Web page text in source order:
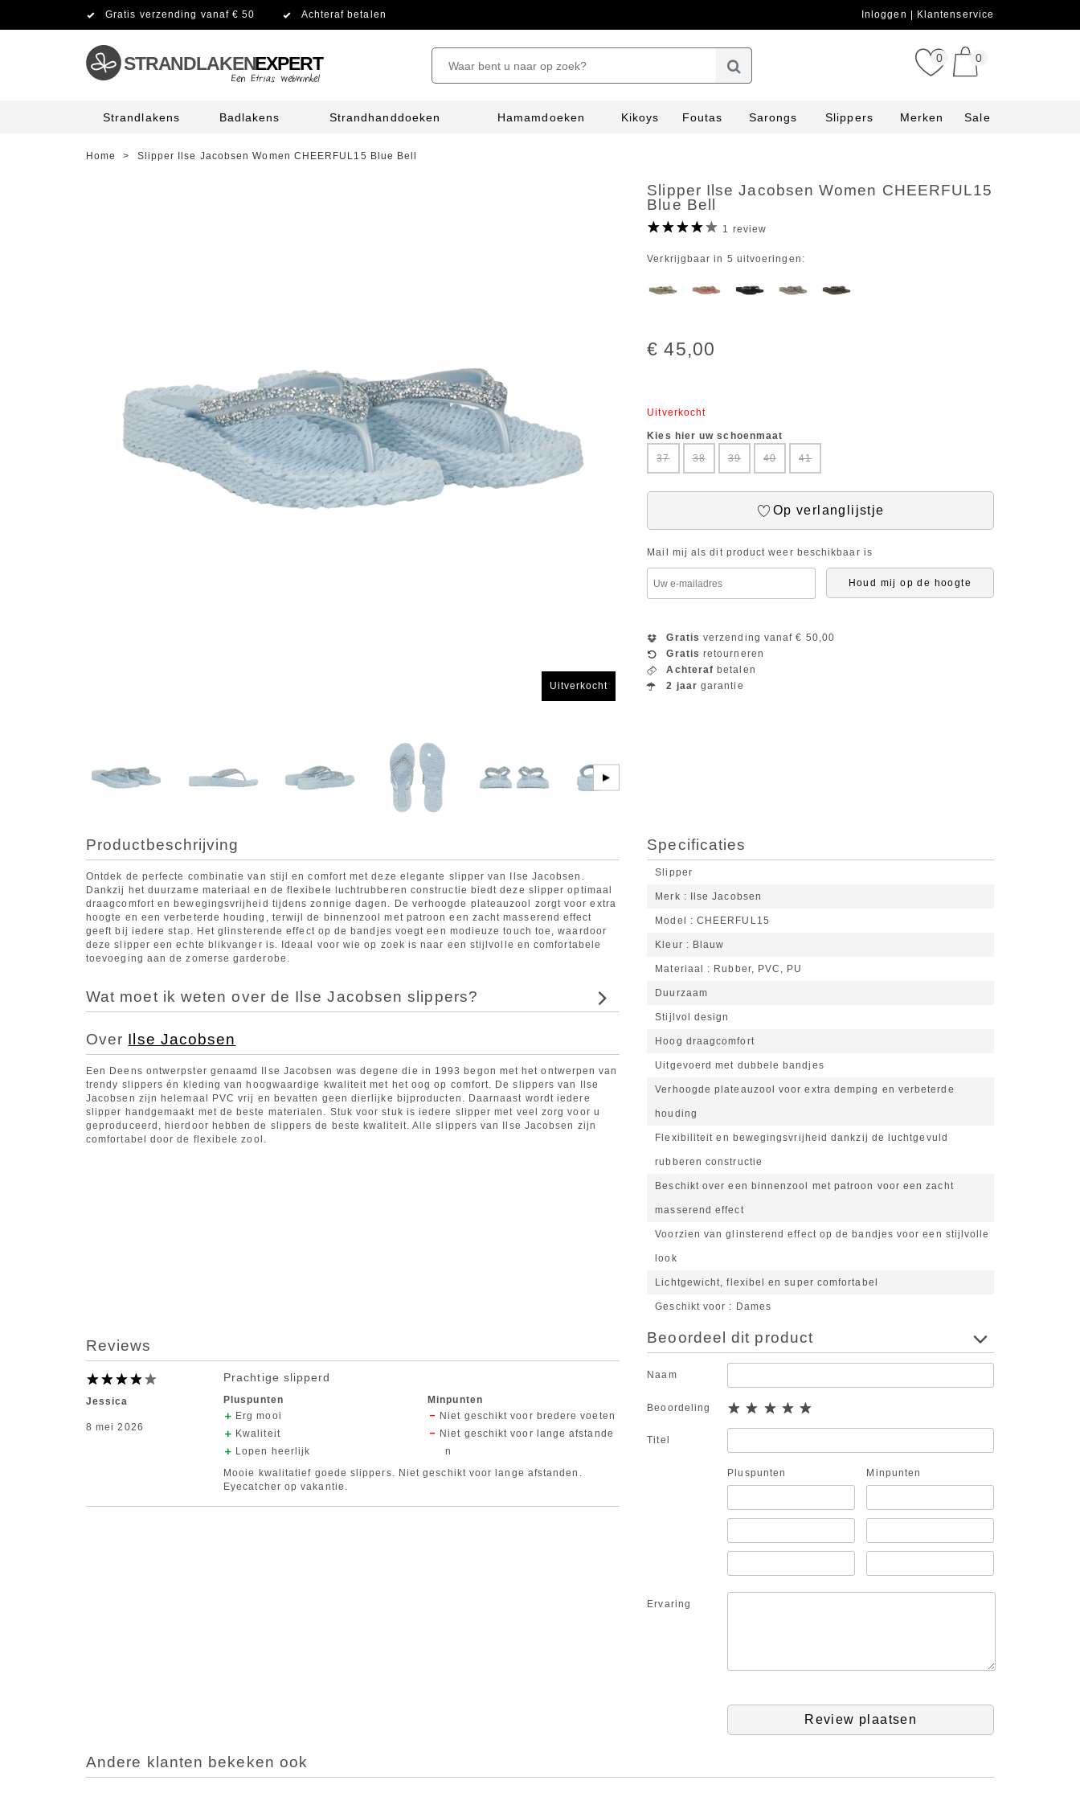
Gratis verzending vanaf € 50 Achteraf betalen Inloggen Klantenservice
STRANDLAKENEXPERT 0 0
Strandlakens Badlakens Strandhanddoeken Hamamdoeken Kikoys Foutas Sarongs Slippers Merken Sale
Home > Slipper Ilse Jacobsen Women CHEERFUL15 Blue Bell
Uitverkocht
▶
Slipper Ilse Jacobsen Women CHEERFUL15
Blue Bell
1 review
Verkrijgbaar in 5 uitvoeringen:
€ 45,00
Uitverkocht
Kies hier uw schoenmaat
37
38 39 40 41
Op verlanglijstje
Mail mij als dit product weer beschikbaar is
Houd mij op de hoogte
Gratis verzending vanaf € 50,00
Gratis retourneren
Achteraf betalen
2 jaar garantie
Productbeschrijving
Ontdek de perfecte combinatie van stijl en comfort met deze elegante slipper van Ilse Jacobsen.
Dankzij het duurzame materiaal en de flexibele luchtrubberen constructie biedt deze slipper optimaal
draagcomfort en bewegingsvrijheid tijdens zonnige dagen. De verhoogde plateauzool zorgt voor extra
hoogte en een verbeterde houding, terwijl de binnenzool met patroon een zacht masserend effect
geeft bij iedere stap. Het glinsterende effect op de bandjes voegt een modieuze touch toe, waardoor
deze slipper een echte blikvanger is. Ideaal voor wie op zoek is naar een stijlvolle en comfortabele
toevoeging aan de zomerse garderobe.
Wat moet ik weten over de Ilse Jacobsen slippers?
Over Ilse Jacobsen
Een Deens ontwerpster genaamd Ilse Jacobsen was degene die in 1993 begon met het ontwerpen van
trendy slippers én kleding van hoogwaardige kwaliteit met het oog op comfort. De slippers van Ilse
Jacobsen zijn helemaal PVC vrij en bevatten geen dierlijke bijproducten. Daarnaast wordt iedere
slipper handgemaakt met de beste materialen. Stuk voor stuk is iedere slipper met veel zorg voor u
geproduceerd, hierdoor hebben de slippers de beste kwaliteit. Alle slippers van Ilse Jacobsen zijn
comfortabel door de flexibele zool.
Specificaties
Slipper
Merk Ilse Jacobsen
Model CHEERFUL15
Kleur Blauw
Materiaal Rubber, PVC, PU
Duurzaam
Stijlvol design
Hoog draagcomfort
Uitgevoerd met dubbele bandjes
Verhoogde plateauzool voor extra demping en verbeterde
houding
Flexibiliteit en bewegingsvrijheid dankzij de luchtgevuld
rubberen constructie
Beschikt over een binnenzool met patroon voor een zacht
masserend effect
Voorzien van glinsterend effect op de bandjes voor een stijlvolle
look
Lichtgewicht, flexibel en super comfortabel
Geschikt voor Dames
Reviews
Jessica
8 mei 2026
Prachtige slipperd
Pluspunten
Erg mooi
Kwaliteit
Lopen heerlijk
Minpunten
Niet geschikt voor bredere voeten
Niet geschikt voor lange afstande
n
Mooie kwalitatief goede slippers. Niet geschikt voor lange afstanden.
Eyecatcher op vakantie.
Beoordeel dit product
Naam
Beoordeling
Titel
Pluspunten Minpunten
Ervaring
Review plaatsen
Andere klanten bekeken ook